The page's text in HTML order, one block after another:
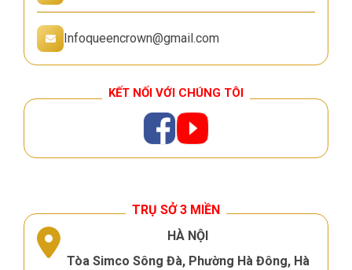
Infoqueencrown@gmail.com
KẾT NỐI VỚI CHÚNG TÔI
TRỤ SỞ 3 MIỀN
HÀ NỘI
Tòa Simco Sông Đà, Phường Hà Đông, Hà